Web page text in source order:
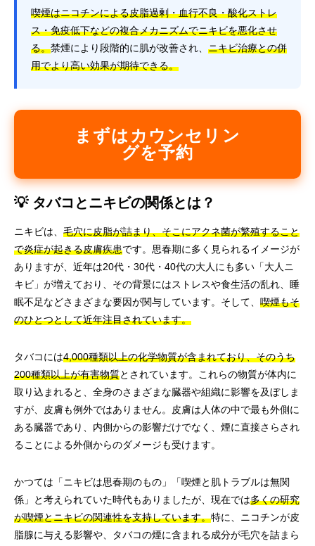
喫煙はニコチンによる皮脂過剰・血行不良・酸化ストレ
ス・免疫低下などの複合メカニズムでニキビを悪化させ
る。禁煙により段階的に肌が改善され、 ニキビ治療との併
用でより高い効果が期待できる。
まずはカウンセリン
グを予約
💡 タバコとニキビの関係とは？
ニキビは、 毛穴に皮脂が詰まり、そこにアクネ菌が繁殖すること
で炎症が起きる皮膚疾患です。思春期に多く見られるイメージが
ありますが、近年は20代・30代・40代の大人にも多い「大人ニ
キビ」が増えており、その背景にはストレスや食生活の乱れ、睡
眠不足などさまざまな要因が関与しています。そして、 喫煙もそ
のひとつとして近年注目されています。
タバコには4,000種類以上の化学物質が含まれており、そのうち
200種類以上が有害物質とされています。これらの物質が体内に
取り込まれると、全身のさまざまな臓器や組織に影響を及ぼしま
すが、皮膚も例外ではありません。皮膚は人体の中で最も外側に
ある臓器であり、内側からの影響だけでなく、煙に直接さらされ
ることによる外側からのダメージも受けます。
かつては「ニキビは思春期のもの」「喫煙と肌トラブルは無関
係」と考えられていた時代もありましたが、現在では多くの研究
が喫煙とニキビの関連性を支持しています。特に、ニコチンが皮
脂腺に与える影響や、タバコの煙に含まれる成分が毛穴を詰まら